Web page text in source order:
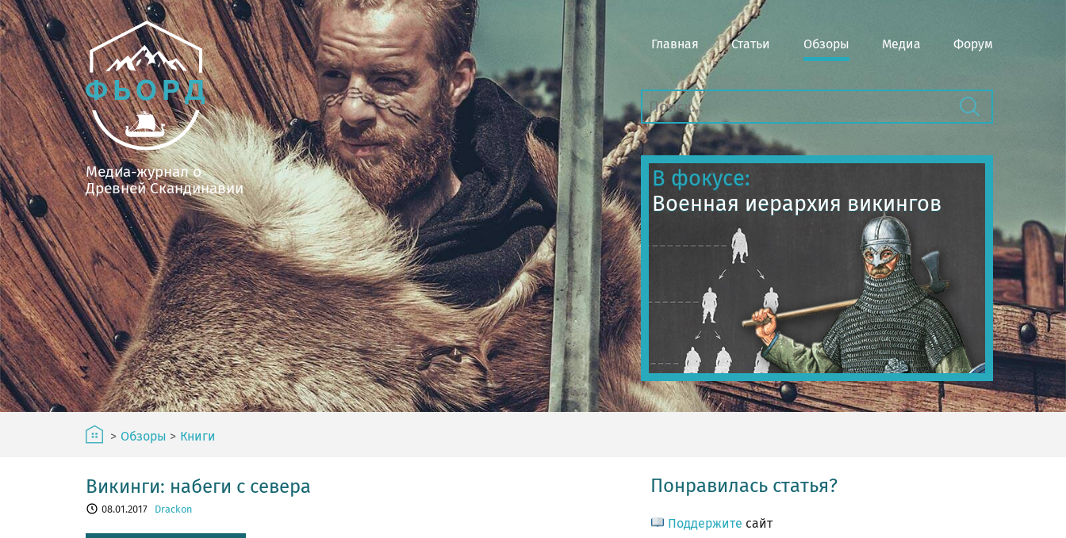
Медиа-журнал о
Древней Скандинавии
Главная Статьи Обзоры Медиа Форум
В фокусе:
Военная иерархия викингов
> Обзоры > Книги
Викинги: набеги с севера
08.01.2017 Drackon
Понравилась статья?
Поддержите сайт